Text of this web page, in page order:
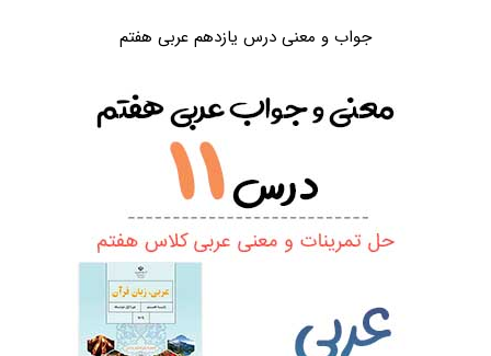
جواب و معنی درس یازدهم عربی هفتم